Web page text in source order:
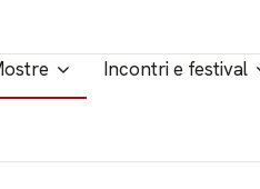
Incontri e festival